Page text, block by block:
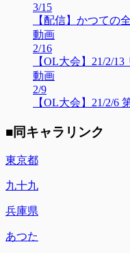
3/15
【配信】かつての
動画
2/16
【OL大会】21/2/
動画
2/9
【OL大会】21/2/6
■同キャラリンク
東京都
九十九
兵庫県
あつた